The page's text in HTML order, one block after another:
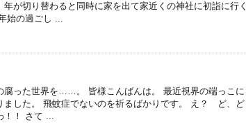
が切り替わると同時に家を出て家近くの神社に初詣に行く
始の過ごし ...
腐った世界を……。 皆様こんばんは。 最近視界の端っこに
ました。 飛蚊症でないのを祈るばかりです。 え？ ど、ど
！！ さて ...